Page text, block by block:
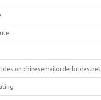
on chinesemailorderbrides.net